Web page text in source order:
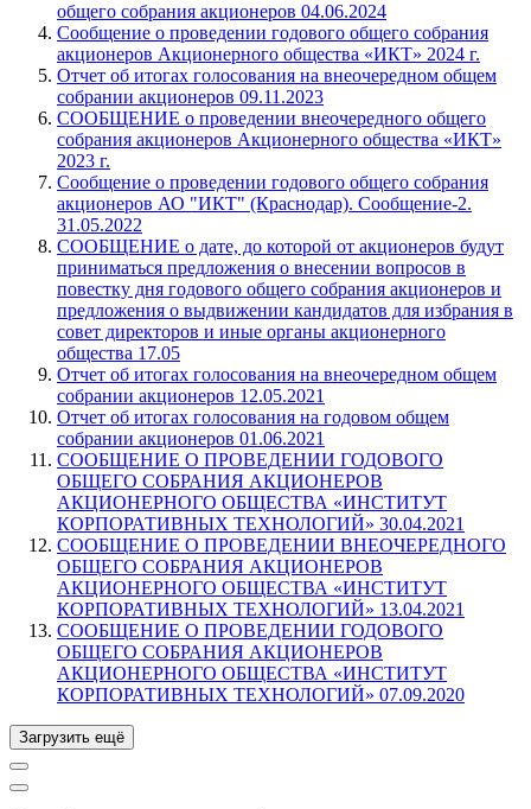
общего собрания акционеров 04.06.2024
Сообщение о проведении годового общего собрания
акционеров Акционерного общества «ИКТ» 2024 г.
Отчет об итогах голосования на внеочередном общем
собрании акционеров 09.11.2023
СООБЩЕНИЕ о проведении внеочередного общего
собрания акционеров Акционерного общества «ИКТ»
2023 г.
Сообщение о проведении годового общего собрания
акционеров АО "ИКТ" (Краснодар). Сообщение-2.
31.05.2022
СООБЩЕНИЕ о дате, до которой от акционеров будут
приниматься предложения о внесении вопросов в
повестку дня годового общего собрания акционеров и
предложения о выдвижении кандидатов для избрания в
совет директоров и иные органы акционерного
общества 17.05
Отчет об итогах голосования на внеочередном общем
собрании акционеров 12.05.2021
Отчет об итогах голосования на годовом общем
собрании акционеров 01.06.2021
СООБЩЕНИЕ О ПРОВЕДЕНИИ ГОДОВОГО
ОБЩЕГО СОБРАНИЯ АКЦИОНЕРОВ
АКЦИОНЕРНОГО ОБЩЕСТВА «ИНСТИТУТ
КОРПОРАТИВНЫХ ТЕХНОЛОГИЙ» 30.04.2021
СООБЩЕНИЕ О ПРОВЕДЕНИИ ВНЕОЧЕРЕДНОГО
ОБЩЕГО СОБРАНИЯ АКЦИОНЕРОВ
АКЦИОНЕРНОГО ОБЩЕСТВА «ИНСТИТУТ
КОРПОРАТИВНЫХ ТЕХНОЛОГИЙ» 13.04.2021
СООБЩЕНИЕ О ПРОВЕДЕНИИ ГОДОВОГО
ОБЩЕГО СОБРАНИЯ АКЦИОНЕРОВ
АКЦИОНЕРНОГО ОБЩЕСТВА «ИНСТИТУТ
КОРПОРАТИВНЫХ ТЕХНОЛОГИЙ» 07.09.2020
Загрузить ещё